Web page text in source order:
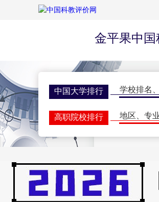
金平果中国
中国大学排行 学校排名
高职院校排行 地区 专
研究生排行榜
世界大学排名 一流大学
学术期刊评价 期刊排名